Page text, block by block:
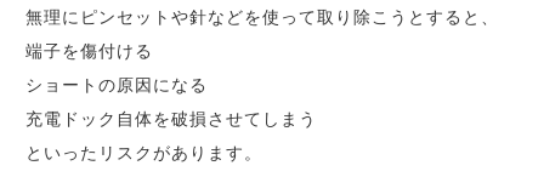
無理にピンセットや針などを使って取り除こうとすると、
端子を傷付ける
ショートの原因になる
充電ドック自体を破損させてしまう
といったリスクがあります。